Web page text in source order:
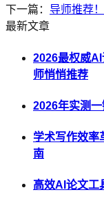
下一篇： 导师推荐
最新文章
2026最权威
师悄悄推荐
2026年实测一
学术写作效率
南
高效AI论文工